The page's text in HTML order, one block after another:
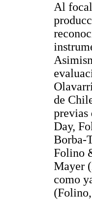
Al
de
previas
Day,
Borba-
Folino
Mayer
como